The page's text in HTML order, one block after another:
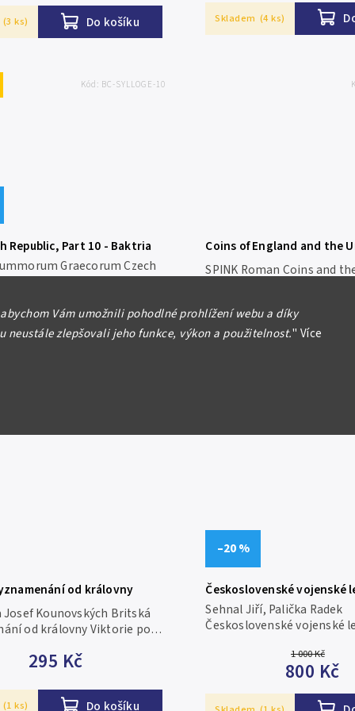
Vám umožnili pohodlné prohlížení webu a díky
neustále zlepšovali jeho funkce, výkon a použitelnost." Více
Do košíku
(3 ks) Skladem (4 ks)
Republic, Part 10 - Baktria
590 Kč
450 Kč
Graecorum Czech
I, Part 10 - Baktria
Indo-Greek Coins,
Indo-Scythians) The...
Kód: BC-SYLLOGE-10
Coins of England and the
Kingdom
2 200 Kč
SPINK Roman Coins and
GBP, dobře ilustrované,
desky. Nové. Barevné
od královny
Alžbětu II.
295 Kč
Do košíku
Josef Kounovských Britská
od královny Viktorie po
x 17 cm, vázané, r.t. 2008
(1 ks)
–20 %
Československé vojenské
odznaky
1 000 Kč
800 Kč
Sehnal Jiří, Palička Radek
Československé vojenské